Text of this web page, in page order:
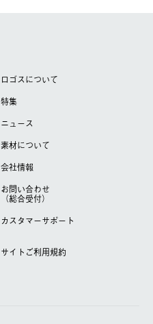
ロゴスについて
特集
ニュース
素材について
会社情報
お問い合わせ
（総合受付）
カスタマーサポート
サイトご利用規約